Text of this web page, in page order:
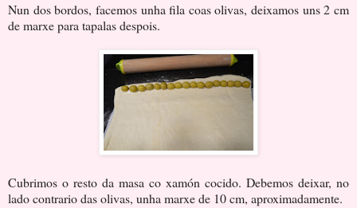
Nun dos bordos, facemos unha fila coas olivas, deixamos uns 2 cm
de marxe para tapalas despois.
Cubrimos o resto da masa co xamón cocido. Debemos deixar, no
lado contrario das olivas, unha marxe de 10 cm, aproximadamente.